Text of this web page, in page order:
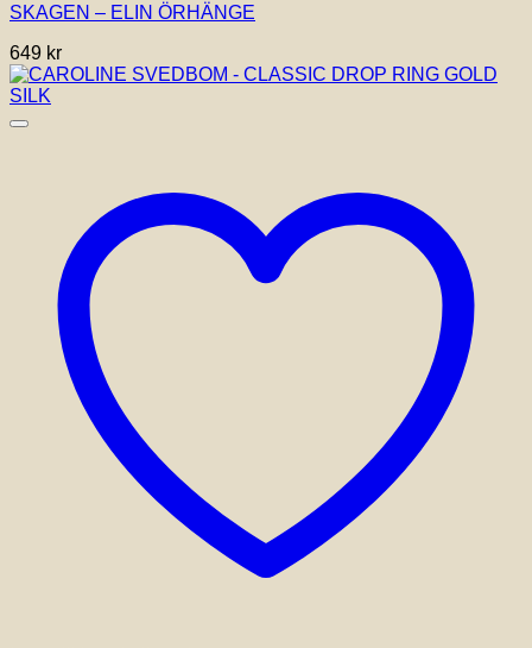
SKAGEN – ELIN ÖRHÄNGE
649 kr